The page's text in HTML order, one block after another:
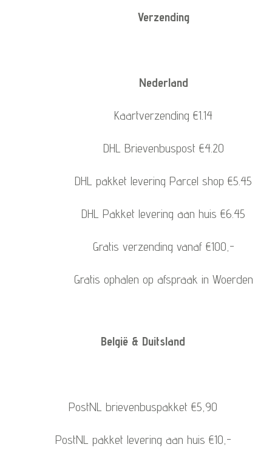
Verzending
Nederland
Kaartverzending €1.14
DHL Brievenbuspost €4.20
DHL pakket levering Parcel shop €5.45
DHL Pakket levering aan huis €6.45
Gratis verzending vanaf €100,-
Gratis ophalen op afspraak in Woerden
België & Duitsland
PostNL brievenbuspakket €5,90
PostNL pakket levering aan huis €10,-